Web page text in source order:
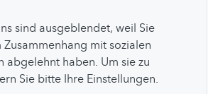
sind ausgeblendet, weil Sie
mit sozialen
abgelehnt haben. Um sie zu
Sie bitte Ihre Einstellungen.